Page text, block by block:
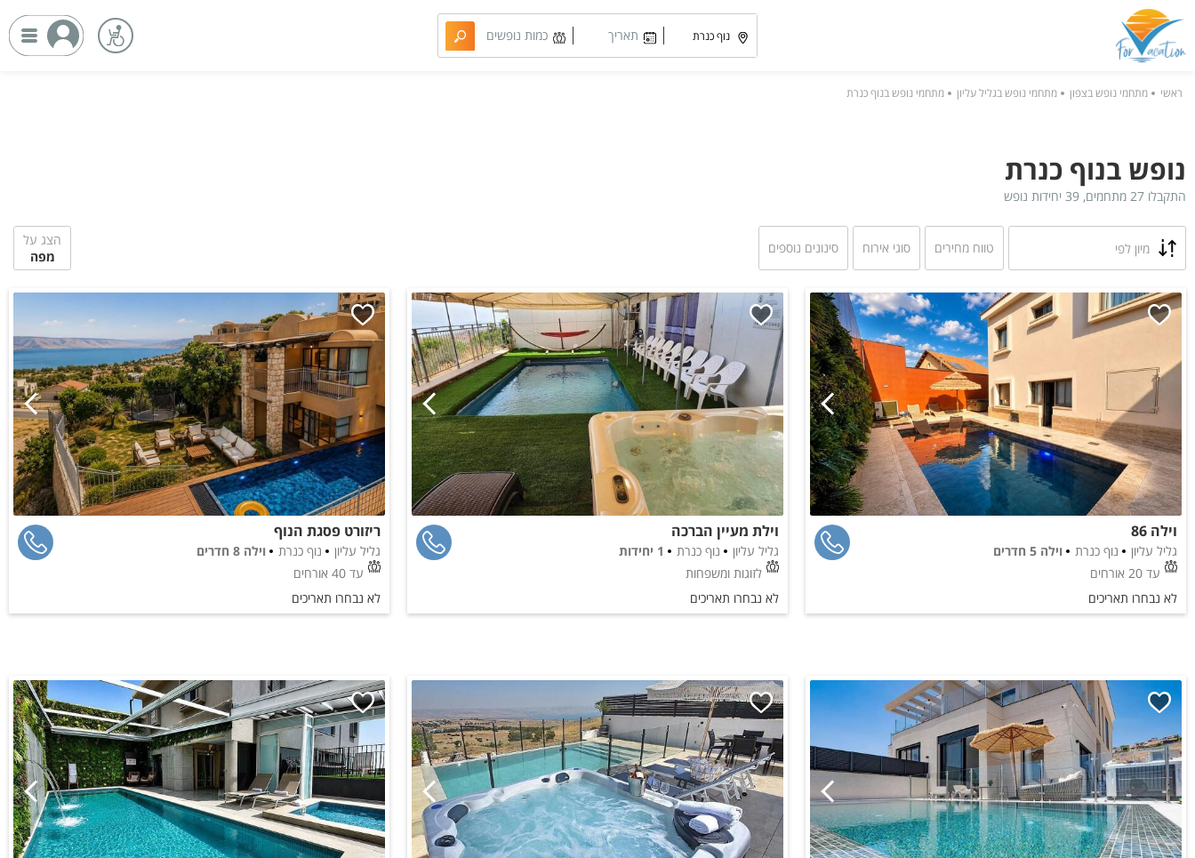
ראשי מתחמי נופש בצפון מתחמי נופש בגליל עליון מתחמי נופש בנוף כנרת
נופש בנוף כנרת
התקבלו 27 מתחמים, 39 יחידות נופש
תאריך כמות נופשים
מיון לפי
הצג על
מפה
טווח מחירים סוגי אירוח סינונים נוספים
וילה 86
גליל עליון נוף כנרת
וילה 5 חדרים
עד 20 אורחים
לא נבחרו תאריכים
וילת מעיין הברכה
גליל עליון נוף כנרת
1 יחידות
לזוגות ומשפחות
לא נבחרו תאריכים
ריזורט פסגת הנוף
גליל עליון נוף כנרת
וילה 8 חדרים
עד 40 אורחים
לא נבחרו תאריכים